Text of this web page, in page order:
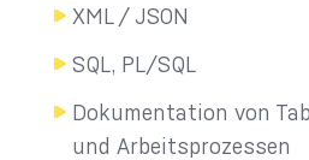
XML / JSON
SQL, PL/SQL
Dokumentation von
und Arbeitsprozessen